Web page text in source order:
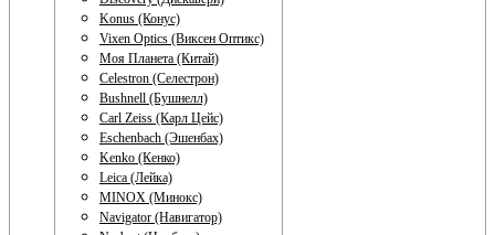
Konus (Конус)
Vixen Optics (Виксен Оптикс)
Моя Планета (Китай)
Celestron (Селестрон)
Bushnell (Бушнелл)
Carl Zeiss (Карл Цейс)
Eschenbach (Эшенбах)
Kenko (Кенко)
Leica (Лейка)
MINOX (Минокс)
Navigator (Навигатор)